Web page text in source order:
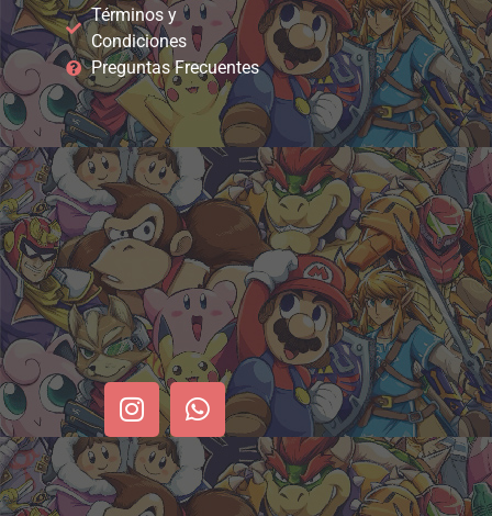
Términos y
Condiciones
Preguntas Frecuentes